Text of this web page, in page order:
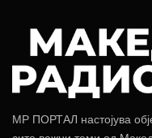
МР ПОРТАЛ настојува